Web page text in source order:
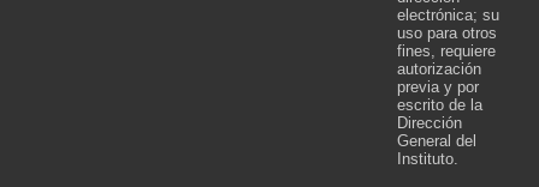
electrónica; su
uso para otros
fines, requiere
autorización
previa y por
escrito de la
Dirección
General del
Instituto.